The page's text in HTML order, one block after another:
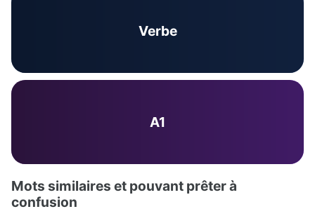
Verbe
A1
Mots similaires et pouvant prêter à
confusion